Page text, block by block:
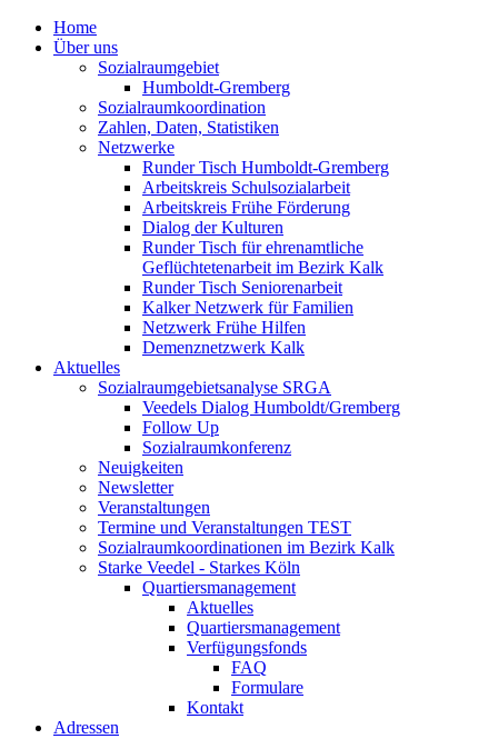
Home
Über uns
Sozialraumgebiet
Humboldt-Gremberg
Sozialraumkoordination
Zahlen, Daten, Statistiken
Netzwerke
Runder Tisch Humboldt-Gremberg
Arbeitskreis Schulsozialarbeit
Arbeitskreis Frühe Förderung
Dialog der Kulturen
Runder Tisch für ehrenamtliche
Geflüchtetenarbeit im Bezirk Kalk
Runder Tisch Seniorenarbeit
Kalker Netzwerk für Familien
Netzwerk Frühe Hilfen
Demenznetzwerk Kalk
Aktuelles
Sozialraumgebietsanalyse SRGA
Veedels Dialog Humboldt/Gremberg
Follow Up
Sozialraumkonferenz
Neuigkeiten
Newsletter
Veranstaltungen
Termine und Veranstaltungen TEST
Sozialraumkoordinationen im Bezirk Kalk
Starke Veedel - Starkes Köln
Quartiersmanagement
Aktuelles
Quartiersmanagement
Verfügungsfonds
FAQ
Formulare
Kontakt
Adressen